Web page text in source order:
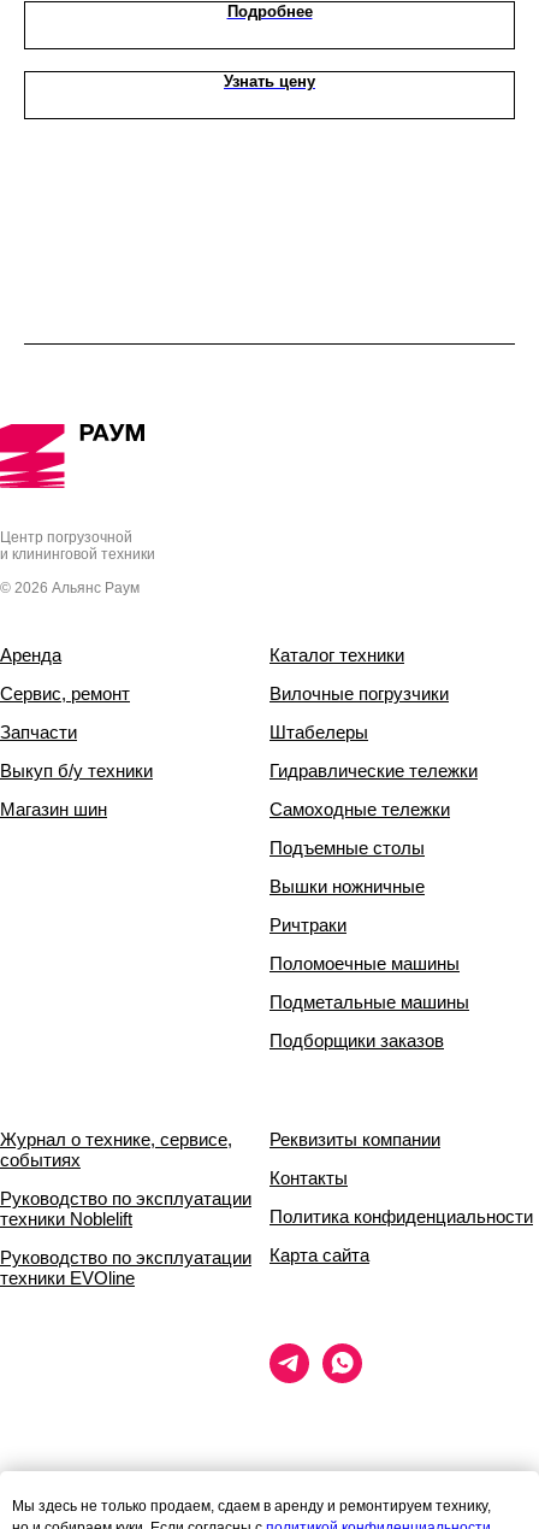
Подробнее
Узнать цену
Центр погрузочной
и клининговой техники
© 2026 Альянс Раум
Аренда
Сервис, ремонт
Запчасти
Выкуп б/у техники
Магазин шин
Каталог техники
Вилочные погрузчики
Штабелеры
Гидравлические тележки
Самоходные тележки
Подъемные столы
Вышки ножничные
Ричтраки
Поломоечные машины
Подметальные машины
Подборщики заказов
Журнал о технике, сервисе,
событиях
Руководство по эксплуатации
техники Noblelift
Руководство по эксплуатации
техники EVOline
Реквизиты компании
Контакты
Политика конфиденциальности
Карта сайта
при каких условиях
Мы здесь не только продаем, сдаем в аренду и ремонтируем технику,